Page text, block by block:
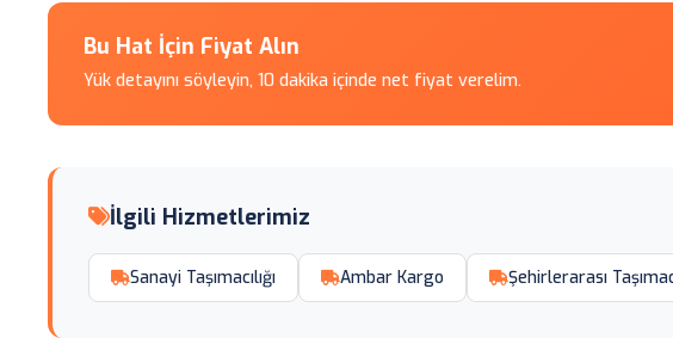
Bu Hat İçin Fiyat Alın
Yük detayını söyleyin, 10 dakika içinde net fiyat verelim.
İlgili Hizmetlerimiz
Sanayi Taşımacılığı Ambar Kargo Şehirlerarası